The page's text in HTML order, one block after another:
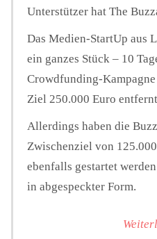
Unterstützer hat The
Das Medien-StartUp aus
ein ganzes Stück – 10
Crowdfunding-
Ziel 250.000 Euro
Allerdings haben die
Zwischenziel von
ebenfalls gestartet
in abgespeckter Form.